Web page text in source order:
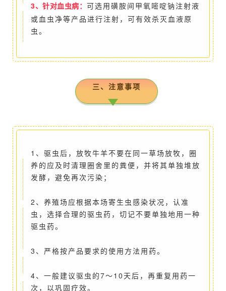
3、针对血虫病： 可选用磺胺间甲氧嘧啶钠注射液
或血虫净等产品进行注射，可有效杀灭血液原
虫。
三、注意事项
1、驱虫后，放牧牛羊不要在同一草场放牧，圈
养的应及时清理圈舍里的粪便，并将其单独堆放
发酵，避免再次污染；
2、养殖场应根据本场寄生虫感染状况，认准
虫，选择合理的驱虫药，切记不要单独地用一种
驱虫药。
3、严格按产品要求的使用方法用药。
4、一般建议驱虫的7～10天后，再重复用药一
次，以巩固疗效。